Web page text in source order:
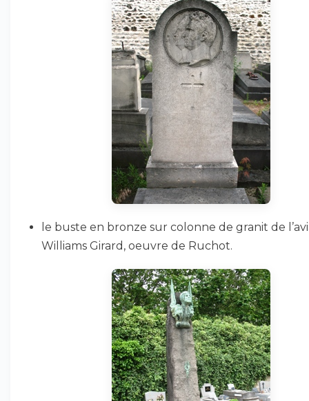
le buste en bronze sur colonne de granit de
Williams Girard, oeuvre de Ruchot.